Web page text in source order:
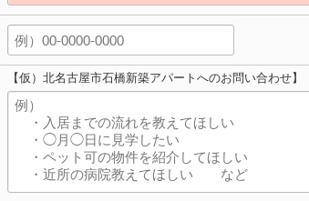
【仮）北名古屋市石橋新築アパートへのお問い合わせ】